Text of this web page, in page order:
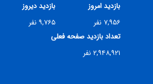
بازدید امروز
۷,۹۵۶ نفر
بازدید دیروز
۹,۷۶۵ نفر
تعداد بازدید صفحه فعلی
۲,۹۴۸,۹۲۱ نفر